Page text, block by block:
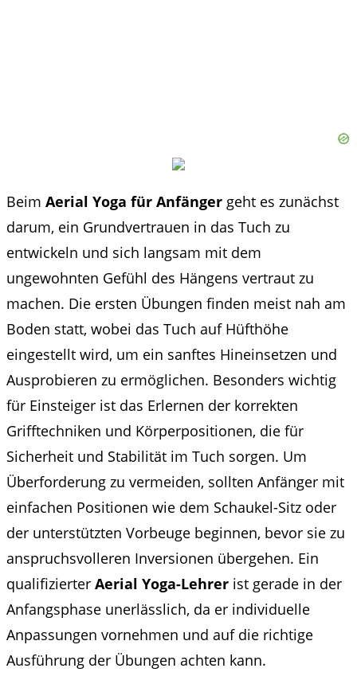
Beim Aerial Yoga für Anfänger geht es zunächst
darum, ein Grundvertrauen in das Tuch zu
entwickeln und sich langsam mit dem
ungewohnten Gefühl des Hängens vertraut zu
machen. Die ersten Übungen finden meist nah am
Boden statt, wobei das Tuch auf Hüfthöhe
eingestellt wird, um ein sanftes Hineinsetzen und
Ausprobieren zu ermöglichen. Besonders wichtig
für Einsteiger ist das Erlernen der korrekten
Grifftechniken und Körperpositionen, die für
Sicherheit und Stabilität im Tuch sorgen. Um
Überforderung zu vermeiden, sollten Anfänger mit
einfachen Positionen wie dem Schaukel-Sitz oder
der unterstützten Vorbeuge beginnen, bevor sie zu
anspruchsvolleren Inversionen übergehen. Ein
qualifizierter Aerial Yoga-Lehrer ist gerade in der
Anfangsphase unerlässlich, da er individuelle
Anpassungen vornehmen und auf die richtige
Ausführung der Übungen achten kann.